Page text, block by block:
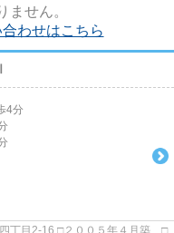
ません。
わせはこちら
4分